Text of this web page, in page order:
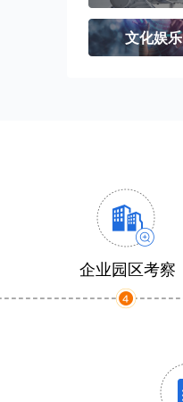
族自治县
永川区
文化娱乐
企业园区考察